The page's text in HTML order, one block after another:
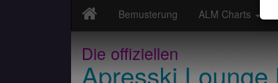
Bemusterung ALM Charts
Die offiziellen
Apresski